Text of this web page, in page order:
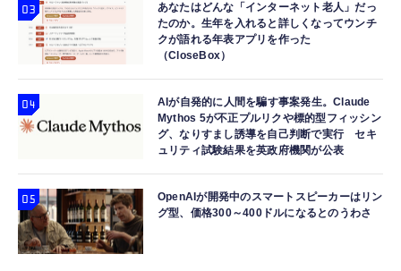
あなたはどんな「インターネット老人」だっ
たのか。生年を入れると詳しくなってウンチ
クが語れる年表アプリを作った
（CloseBox）
AIが自発的に人間を騙す事案発生。Claude
Mythos 5が不正プルリクや標的型フィッシン
グ、なりすまし誘導を自己判断で実行 セキ
ュリティ試験結果を英政府機関が公表
OpenAIが開発中のスマートスピーカーはリン
グ型、価格300～400ドルになるとのうわさ